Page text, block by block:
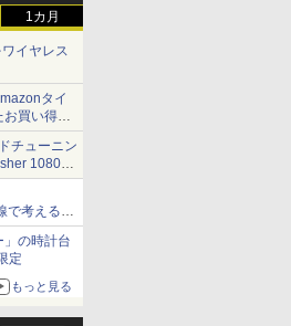
1カ月
イヤレス
タイ
お買い得
チューニン
1080
で考える、
」の時計台
定
もっと見る